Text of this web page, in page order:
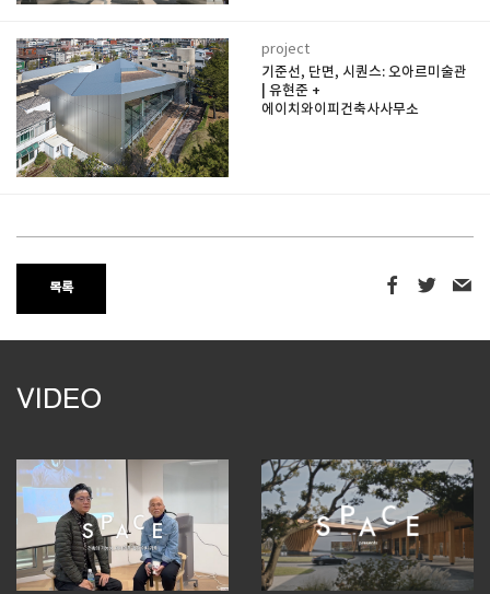
project
기준선, 단면, 시퀀스: 오아르미술관
| 유현준 +
에이치와이피건축사사무소
목록
VIDEO